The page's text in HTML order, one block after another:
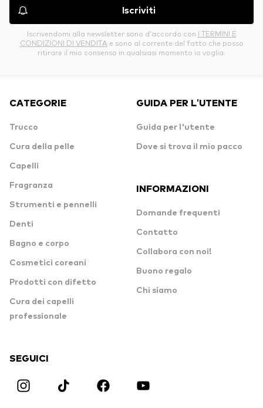
Iscriviti
Iscrivendomi alla newsletter sono d’accordo con I TERMINI E
CONDIZIONI DI VENDITA e sono al corrente del fatto che posso
ritirare il mio consenso in qualsiasi momento io voglia.
CATEGORIE
Trucco
Cura della pelle
Capelli
Fragranza
Strumenti e pennelli
Denti
Bagno e corpo
Cosmetici coreani
Prodotti con difetto
Cura dei capelli
professionale
GUIDA PER L'UTENTE
Guida per l'utente
Dove si trova il mio pacco
INFORMAZIONI
Domande frequenti
Contatto
Collabora con noi!
Buono regalo
Chi siamo
SEGUICI